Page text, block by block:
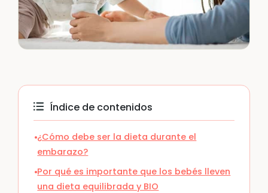
Índice de contenidos
¿Cómo debe ser la dieta durante el
embarazo?
Por qué es importante que los bebés lleven
una dieta equilibrada y BIO